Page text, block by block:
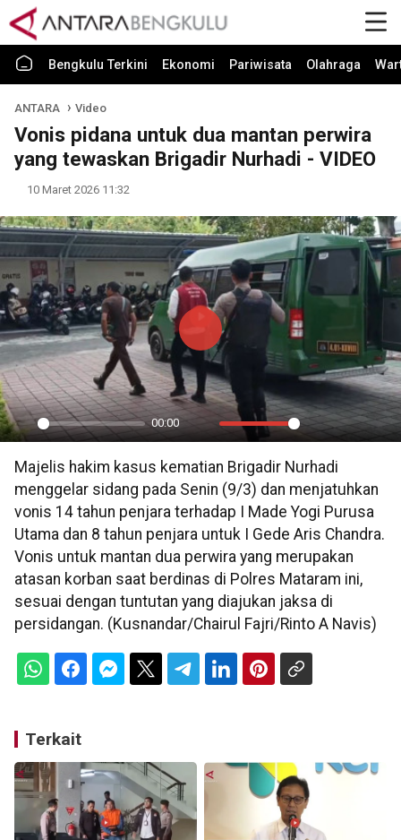
Bengkulu Terkini Ekonomi Pariwisata Olahraga
ANTARA Video
Vonis pidana untuk dua mantan perwira
yang tewaskan Brigadir Nurhadi - VIDEO
10 Maret 2026 11:32
Play
00:00
Mute Settings
PIP
Play
Majelis hakim kasus kematian Brigadir Nurhadi
menggelar sidang pada Senin (9/3) dan menjatuhkan
vonis 14 tahun penjara terhadap I Made Yogi Purusa
Utama dan 8 tahun penjara untuk I Gede Aris Chandra.
Vonis untuk mantan dua perwira yang merupakan
atasan korban saat berdinas di Polres Mataram ini,
sesuai dengan tuntutan yang diajukan jaksa di
persidangan. (Kusnandar/Chairul Fajri/Rinto A Navis)
Terkait